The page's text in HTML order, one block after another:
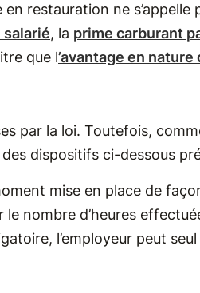
restauration ne s’appelle
salarié, la prime carburant
que l’avantage en nature
par la loi. Toutefois,
dispositifs ci-dessous
mise en place de
le nombre d’heures
l’employeur peut